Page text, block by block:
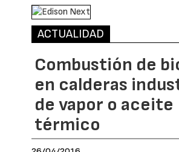
ACTUALIDAD
Combustión de
en calderas
de vapor o aceite
térmico